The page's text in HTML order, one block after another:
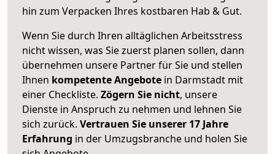
hin zum Verpacken Ihres kostbaren Hab & Gut.
Wenn Sie durch Ihren alltäglichen Arbeitsstress
nicht wissen, was Sie zuerst planen sollen, dann
übernehmen unsere Partner für Sie und stellen
Ihnen kompetente Angebote in Darmstadt mit
einer Checkliste. Zögern Sie nicht, unsere
Dienste in Anspruch zu nehmen und lehnen Sie
sich zurück. Vertrauen Sie unserer 17 Jahre
Erfahrung in der Umzugsbranche und holen Sie